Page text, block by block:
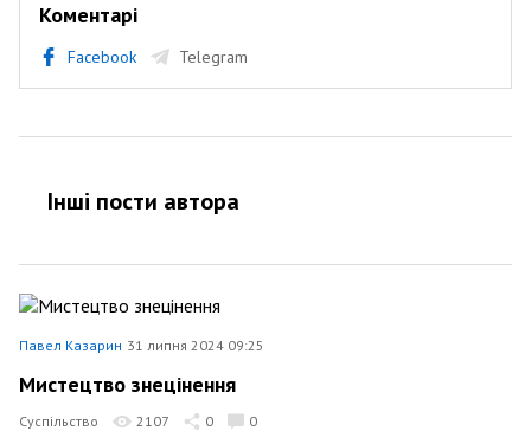
Коментарі
Facebook Telegram
Інші пости автора
Павел Казарин 31 липня 2024 09:25
Мистецтво знецінення
Суспільство 2107 0 0